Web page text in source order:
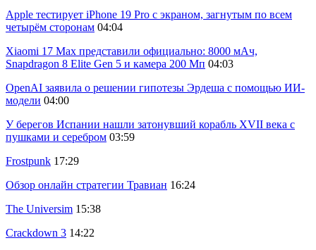
Apple тестирует iPhone 19 Pro с экраном, загнутым по всем
четырём сторонам 04:04
Xiaomi 17 Max представили официально: 8000 мАч,
Snapdragon 8 Elite Gen 5 и камера 200 Мп 04:03
OpenAI заявила о решении гипотезы Эрдеша с помощью ИИ-
модели 04:00
У берегов Испании нашли затонувший корабль XVII века с
пушками и серебром 03:59
Frostpunk 17:29
Обзор онлайн стратегии Травиан 16:24
The Universim 15:38
Crackdown 3 14:22